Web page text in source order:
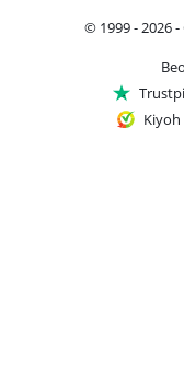
© 1999 - 2026 -
Kiyoh